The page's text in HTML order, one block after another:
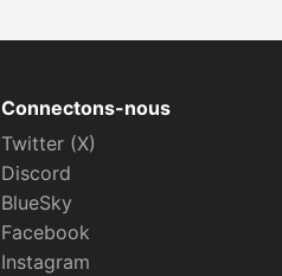
Connectons-nous
Twitter (X)
Discord
BlueSky
Facebook
Instagram